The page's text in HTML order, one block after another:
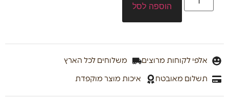
הוספה לסל
אלפי לקוחות מרוצים משלוחים לכל הארץ
תשלום מאובטח איכות מוצר מוקפדת